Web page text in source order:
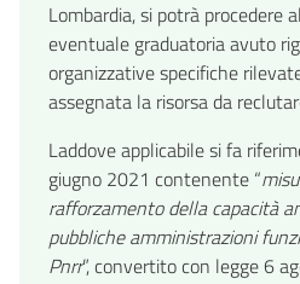
Lombardia, si potrà procedere
eventuale graduatoria avuto
organizzative specifiche
assegnata la risorsa da
Laddove applicabile si fa
giugno 2021 contenente “
rafforzamento della capacità
pubbliche amministrazioni
Pnrr”, convertito con legge 6